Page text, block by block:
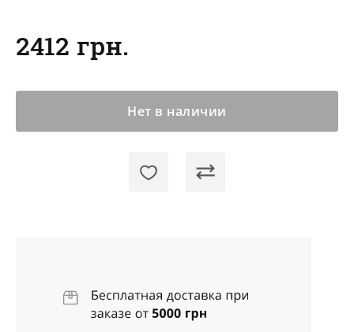
2412 грн.
Нет в наличии